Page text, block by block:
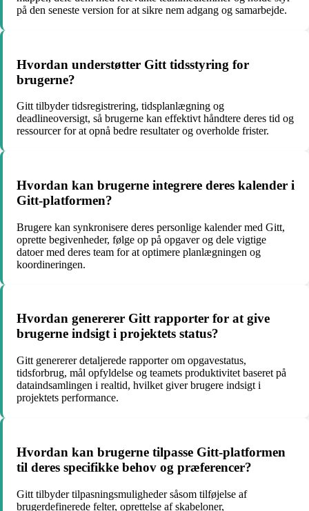
på den seneste version for at sikre nem adgang og samarbejde.
Hvordan understøtter Gitt tidsstyring for
brugerne?
Gitt tilbyder tidsregistrering, tidsplanlægning og
deadlineoversigt, så brugerne kan effektivt håndtere deres tid og
ressourcer for at opnå bedre resultater og overholde frister.
Hvordan kan brugerne integrere deres kalender i
Gitt-platformen?
Brugere kan synkronisere deres personlige kalender med Gitt,
oprette begivenheder, følge op på opgaver og dele vigtige
datoer med deres team for at optimere planlægningen og
koordineringen.
Hvordan genererer Gitt rapporter for at give
brugerne indsigt i projektets status?
Gitt genererer detaljerede rapporter om opgavestatus,
tidsforbrug, mål opfyldelse og teamets produktivitet baseret på
dataindsamlingen i realtid, hvilket giver brugere indsigt i
projektets performance.
Hvordan kan brugerne tilpasse Gitt-platformen
til deres specifikke behov og præferencer?
Gitt tilbyder tilpasningsmuligheder såsom tilføjelse af
brugerdefinerede felter, oprettelse af skabeloner,